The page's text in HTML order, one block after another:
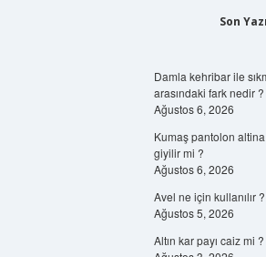
Son
Damla kehribar ile
arasındaki fark nedir ?
Ağustos 6, 2026
Kumaş pantolon
giyilir mi ?
Ağustos 6, 2026
Avel ne için kullanılır ?
Ağustos 5, 2026
Altın kar payı caiz mi ?